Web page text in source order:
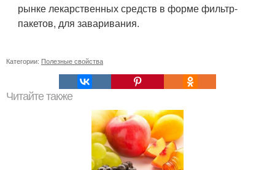
рынке лекарственных средств в форме фильтр-
пакетов, для заваривания.
Категории: Полезные свойства
Читайте также